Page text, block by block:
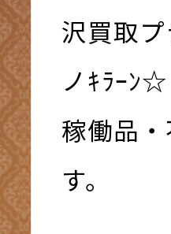
沢買取
ノｷﾗｰﾝ☆
稼働品
す。